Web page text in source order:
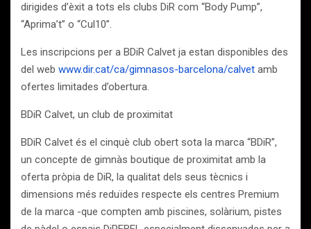
dirigides d’èxit a tots els clubs DiR com “Body Pump”,
“Aprima’t” o “Cul10”.
Les inscripcions per a BDiR Calvet ja estan disponibles des
del web www.dir.cat/ca/gimnasos-barcelona/calvet amb
ofertes limitades d’obertura.
BDiR Calvet, un club de proximitat
BDiR Calvet és el cinquè club obert sota la marca “BDiR”,
un concepte de gimnàs boutique de proximitat amb la
oferta pròpia de DiR, la qualitat dels seus tècnics i
dimensions més reduïdes respecte els centres Premium
de la marca -que compten amb piscines, solàrium, pistes